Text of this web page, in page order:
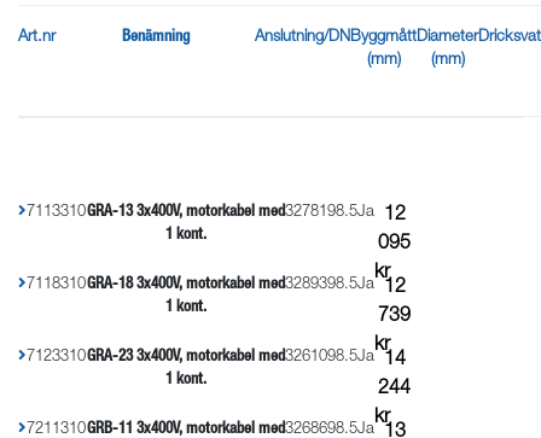
Art.nr Benämning Anslutning/DNByggmått
(mm)
Diameter
(mm)
7113310GRA-13 3x400V, motorkabel med
1 kont.
3278198.5Ja
12
095
kr
7118310GRA-18 3x400V, motorkabel med
1 kont.
3289398.5Ja
12
739
kr
7123310GRA-23 3x400V, motorkabel med
1 kont.
3261098.5Ja
14
244
kr
7211310GRB-11 3x400V, motorkabel med3268698.5Ja 13